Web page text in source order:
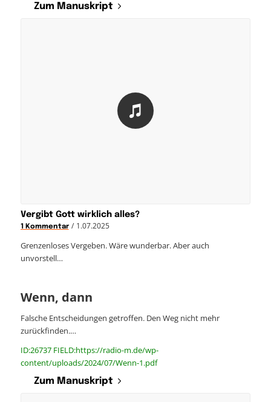
Zum Manuskript
Vergibt Gott wirklich alles?
1 Kommentar / 1.07.2025
Grenzenloses Vergeben. Wäre wunderbar. Aber auch
unvorstell…
Wenn, dann
Falsche Entscheidungen getroffen. Den Weg nicht mehr
zurückfinden.…
ID:26737 FIELD:https://radio-m.de/wp-
content/uploads/2024/07/Wenn-1.pdf
Zum Manuskript